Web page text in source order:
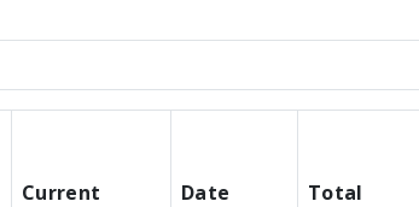
Current
Date
Total